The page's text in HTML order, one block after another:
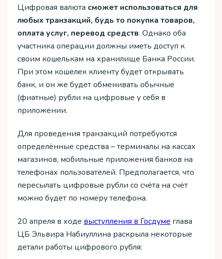
Цифровая валюта сможет использоваться для
любых транзакций, будь то покупка товаров,
оплата услуг, перевод средств. Однако оба
участника операции должны иметь доступ к
своим кошелькам на хранилище Банка России.
При этом кошелек клиенту будет открывать
банк, и он же будет обменивать обычные
(фиатные) рубли на цифровые у себя в
приложении.
Для проведения транзакций потребуются
определённые средства – терминалы на кассах
магазинов, мобильные приложения банков на
телефонах пользователей. Предполагается, что
пересылать цифровые рубли со счёта на счёт
можно будет по номеру телефона.
20 апреля в ходе выступления в Госдуме глава
ЦБ Эльвира Набиуллина раскрыла некоторые
детали работы цифрового рубля: